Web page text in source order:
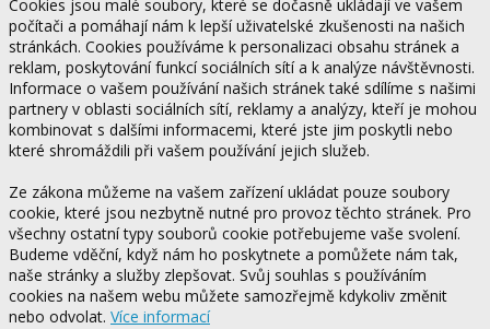
Cookies jsou malé soubory, které se dočasně ukládají ve vašem
počítači a pomáhají nám k lepší uživatelské zkušenosti na našich
stránkách. Cookies používáme k personalizaci obsahu stránek a
reklam, poskytování funkcí sociálních sítí a k analýze návštěvnosti.
Informace o vašem používání našich stránek také sdílíme s našimi
partnery v oblasti sociálních sítí, reklamy a analýzy, kteří je mohou
kombinovat s dalšími informacemi, které jste jim poskytli nebo
které shromáždili při vašem používání jejich služeb.
Ze zákona můžeme na vašem zařízení ukládat pouze soubory
cookie, které jsou nezbytně nutné pro provoz těchto stránek. Pro
všechny ostatní typy souborů cookie potřebujeme vaše svolení.
Budeme vděční, když nám ho poskytnete a pomůžete nám tak,
naše stránky a služby zlepšovat. Svůj souhlas s používáním
cookies na našem webu můžete samozřejmě kdykoliv změnit
nebo odvolat. Více informací